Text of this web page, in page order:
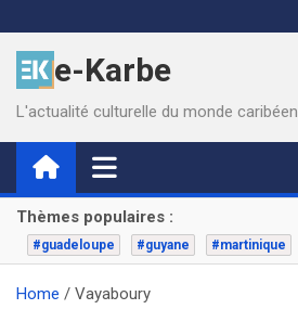
to
contente-Karbe
L'actualité culturelle du monde caribéen
Thèmes populaires :
#guadeloupe #guyane #martinique
Home Vayaboury